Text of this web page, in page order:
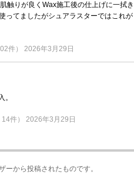
触りが良くWax施工後の仕上げに一拭き
ってましたがシュアラスターではこれが
件） 2026年3月29日
。
件） 2026年3月29日
ーから投稿されたものです。